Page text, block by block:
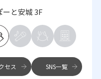
と安城 3F
セス SNS一覧